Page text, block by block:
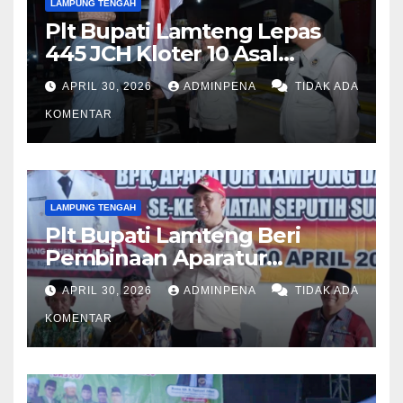
LAMPUNG TENGAH
Plt Bupati Lamteng Lepas
445 JCH Kloter 10 Asal
Lamteng
APRIL 30, 2026 ADMINPENA TIDAK ADA
KOMENTAR
LAMPUNG TENGAH
Plt Bupati Lamteng Beri
Pembinaan Aparatur
Kampung
APRIL 30, 2026 ADMINPENA TIDAK ADA
KOMENTAR